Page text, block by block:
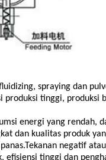
spraying dan
produksi tinggi,
energi yang rendah,
dan kualitas produk
negatif
efisiensi tinggi dan